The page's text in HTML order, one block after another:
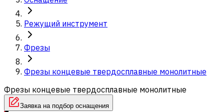
Режущий инструмент
Фрезы
Фрезы концевые твердосплавные монолитные
Фрезы концевые твердосплавные монолитные
Заявка на подбор оснащения